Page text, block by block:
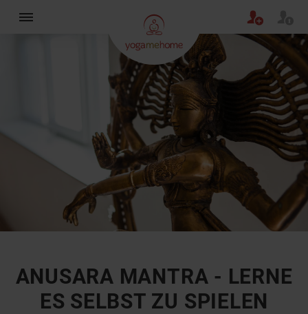
ANUSARA MANTRA - LERNE
ES SELBST ZU SPIELEN
×